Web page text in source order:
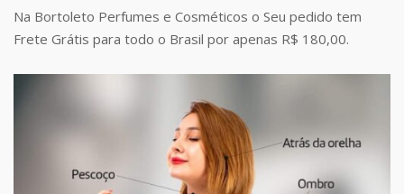
Na Bortoleto Perfumes e Cosméticos o Seu pedido tem
Frete Grátis para todo o Brasil por apenas R$ 180,00.